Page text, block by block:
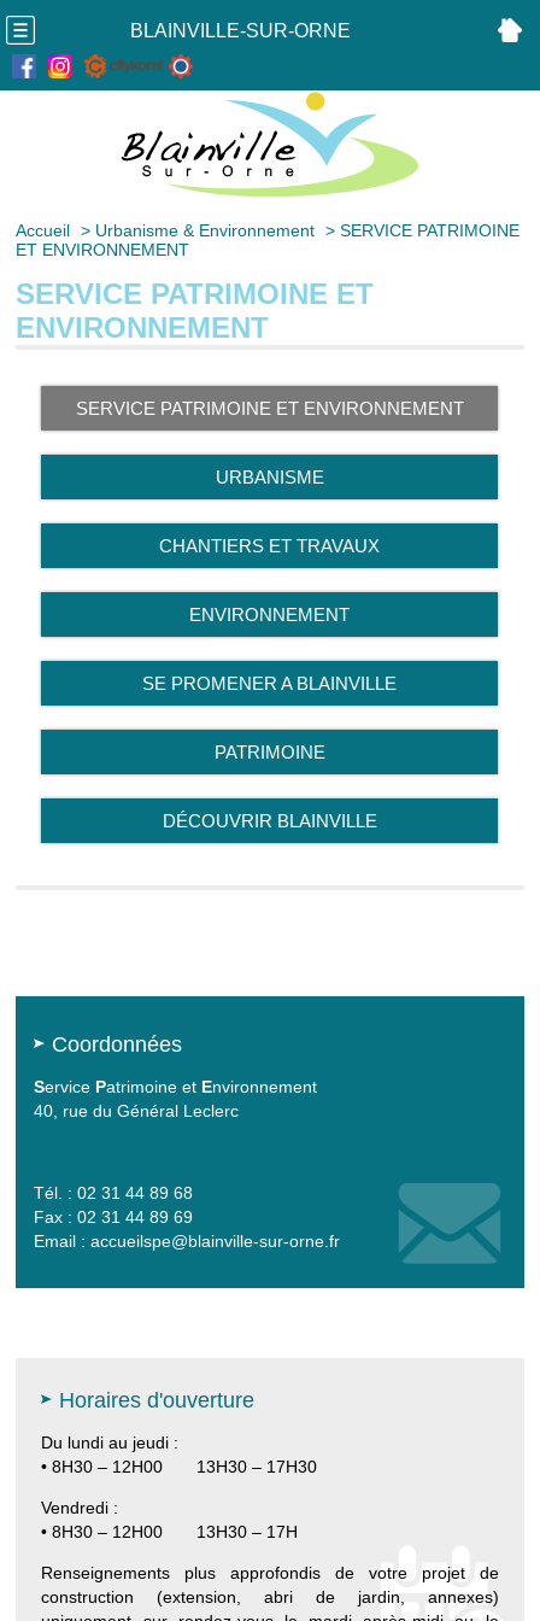
BLAINVILLE-SUR-ORNE
Accueil > Urbanisme & Environnement >SERVICE PATRIMOINE
ET ENVIRONNEMENT
SERVICE PATRIMOINE ET
ENVIRONNEMENT
SERVICE PATRIMOINE ET ENVIRONNEMENT
URBANISME
CHANTIERS ET TRAVAUX
ENVIRONNEMENT
SE PROMENER A BLAINVILLE
PATRIMOINE
DÉCOUVRIR BLAINVILLE
Coordonnées
Service Patrimoine et Environnement
40, rue du Général Leclerc
Tél. : 02 31 44 89 68
Fax : 02 31 44 89 69
Email :accueilspe@blainville-sur-orne.fr
Horaires d'ouverture
Du lundi au jeudi :
• 8H30 – 12H00 13H30 – 17H30
Vendredi :
• 8H30 – 12H00 13H30 – 17H
Renseignements plus approfondis de votre projet de
construction (extension, abri de jardin, annexes)